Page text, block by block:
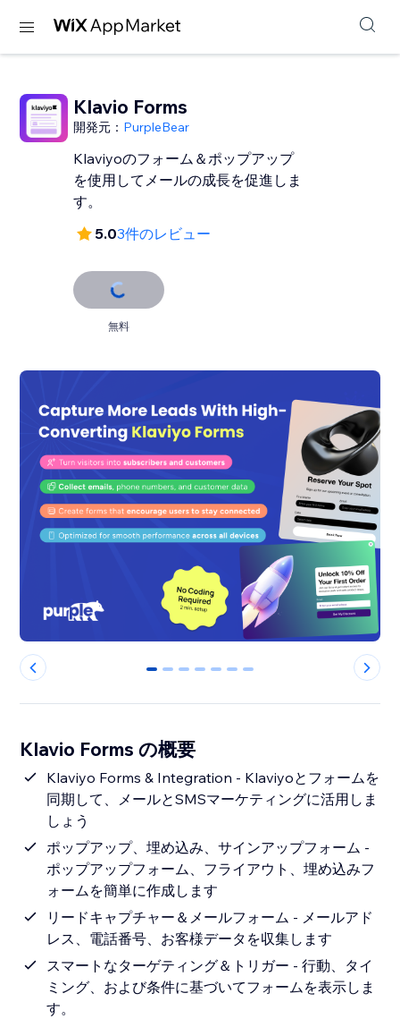
Klavio Forms
開発元： PurpleBear
Klaviyoのフォーム＆ポップアップ
を使用してメールの成長を促進しま
す。
5.03件のレビュー
無料
0 1 2 3 4 5 6
Klavio Forms の概要
Klaviyo Forms & Integration - Klaviyoとフォームを
同期して、メールとSMSマーケティングに活用しま
しょう
ポップアップ、埋め込み、サインアップフォーム -
ポップアップフォーム、フライアウト、埋め込みフ
ォームを簡単に作成します
リードキャプチャー＆メールフォーム - メールアド
レス、電話番号、お客様データを収集します
スマートなターゲティング＆トリガー - 行動、タイ
ミング、および条件に基づいてフォームを表示しま
す。